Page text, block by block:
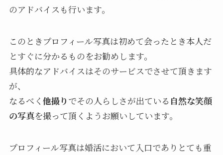
のアドバイスも行います。
このときプロフィール写真は初めて会ったとき本人だ
とすぐに分かるものをお勧めします。
具体的なアドバイスはそのサービスでさせて頂きます
が、
なるべく 他撮り でその人らしさが出ている 自然な笑顔
の写真を撮って頂くようお願いしています。
プロフィール写真は婚活において入口でありとても重